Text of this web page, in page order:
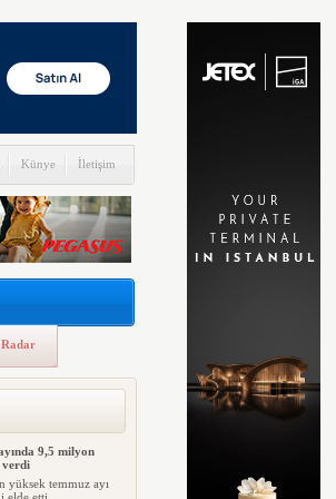
Künye İletişim
9,5 milyon
verdi
yüksek temmuz ayı